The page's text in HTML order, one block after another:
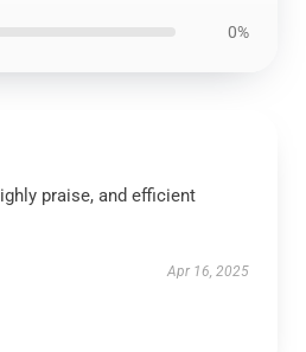
0%
praise, and efficient
Apr 16, 2025